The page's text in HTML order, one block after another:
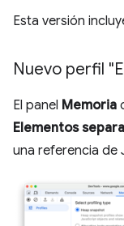
Esta versión
Nuevo perfil
El panel Memoria
Elementos
una referencia de